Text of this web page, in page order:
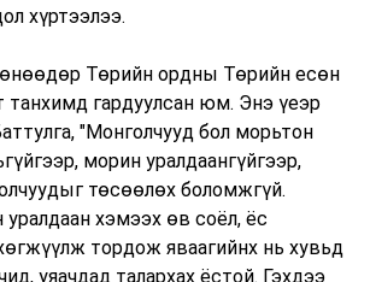
хүртээлээ.
Төрийн ордны Төрийн есөн
танхимд гардуулсан юм. Энэ үеэр
"Монголчууд бол морьтон
морин уралдаангүйгээр,
төсөөлөх боломжгүй.
хэмээх өв соёл, ёс
тордож яваагийнх нь хувьд
уяачдад талархах ёстой. Гэхдээ